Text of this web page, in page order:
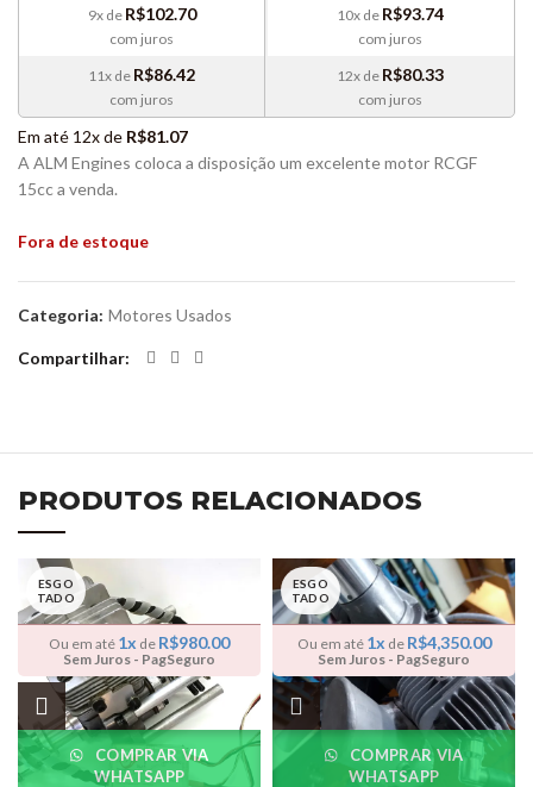
9x de R$102.70
com juros
11x de R$86.42
com juros
10x de R$93.74
com juros
12x de R$80.33
com juros
Em até 12x de R$81.07
A ALM Engines coloca a disposição um excelente motor RCGF
15cc a venda.
Fora de estoque
Categoria: Motores Usados
Compartilhar
PRODUTOS RELACIONADOS
ESGO
TADO
Ou em até 1x de R$980.00
Sem Juros - PagSeguro
COMPRAR VIA
WHATSAPP
ESGO
TADO
Ou em até 1x de R$4,350.00
Sem Juros - PagSeguro
COMPRAR VIA
WHATSAPP